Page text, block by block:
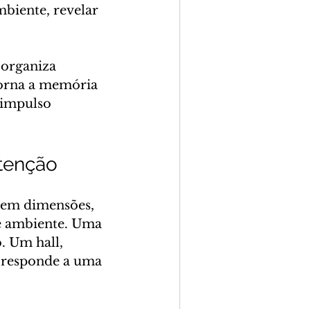
revelar
a memória
dimensões,
ambiente. Uma
Um hall,
a uma